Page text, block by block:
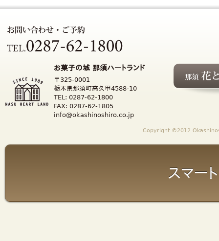
お菓子の城 那須ハートランド
〒325-0001
栃木県那須町高久甲4588-10
TEL: 0287-62-1800
FAX: 0287-62-1805
info@okashinoshiro.co.jp
Copyright ©2012
スマー